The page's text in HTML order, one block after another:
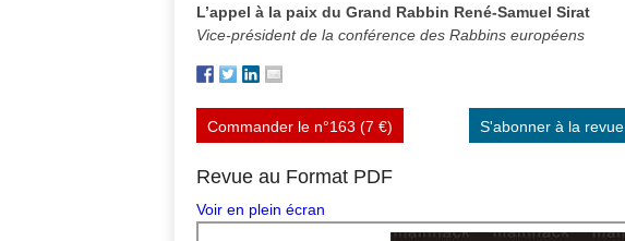
L’appel à la paix du Grand Rabbin René-Samuel Sirat
Vice-président de la conférence des Rabbins européens
Commander le n°163 (7 €) S'abonner à la revue
Revue au Format PDF
Voir en plein écran